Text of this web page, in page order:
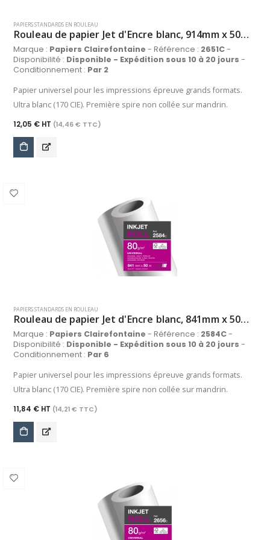
PAPIERS STANDARDS EN ROULEAU
Rouleau de papier Jet d'Encre blanc, 914mm x 50m, 80 g/m²
Marque : Papiers Clairefontaine - Référence : 2651C-
Disponibilité : Disponible - Expédition sous 10 à 20 jours -
Conditionnement : Par 2
Papier universel pour les impressions épreuve grands formats.
Ultra blanc (170 CIE). Première spire non collée sur mandrin.
12,05 € HT (14,46 € TTC)
PAPIERS STANDARDS EN ROULEAU
Rouleau de papier Jet d'Encre blanc, 841mm x 50m, 80 g/m²
Marque : Papiers Clairefontaine - Référence : 2584C-
Disponibilité : Disponible - Expédition sous 10 à 20 jours -
Conditionnement : Par 6
Papier universel pour les impressions épreuve grands formats.
Ultra blanc (170 CIE). Première spire non collée sur mandrin.
11,84 € HT (14,21 € TTC)